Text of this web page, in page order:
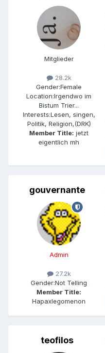
Mitglieder
28.2k
Gender:Female
Location:Irgendwo im
Bistum Trier...
Interests:Lesen, singen,
Politik, Religion,(DRK)
Member Title: jetzt
eigentlich mh
gouvernante
Admin
27.2k
Gender:Not Telling
Member Title:
Hapaxlegomenon
teofilos